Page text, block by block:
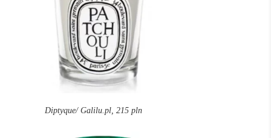
Diptyque/ Galilu.pl, 215 pln